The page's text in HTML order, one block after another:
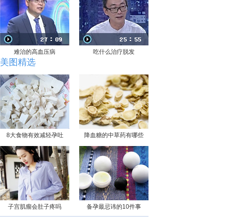
难治的高血压病 吃什么治疗脱发
美图精选
8大食物有效减轻孕吐 降血糖的中草药有哪些
子宫肌瘤会肚子疼吗 备孕最忌讳的10件事